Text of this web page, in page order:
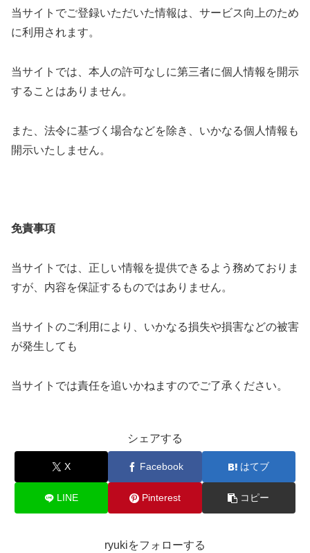
当サイトでご登録いただいた情報は、サービス向上のため
に利用されます。
当サイトでは、本人の許可なしに第三者に個人情報を開示
することはありません。
また、法令に基づく場合などを除き、いかなる個人情報も
開示いたしません。
免責事項
当サイトでは、正しい情報を提供できるよう務めておりま
すが、内容を保証するものではありません。
当サイトのご利用により、いかなる損失や損害などの被害
が発生しても
当サイトでは責任を追いかねますのでご了承ください。
シェアする
X Facebook はてブ
LINE Pinterest コピー
ryukiをフォローする